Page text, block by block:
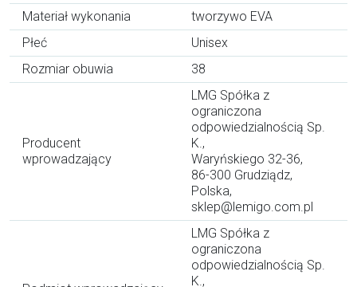
Materiał wykonania
tworzywo EVA
Płeć
Unisex
Rozmiar obuwia
38
Producent
wprowadzający
LMG Spółka z
ograniczona
odpowiedzialnością Sp.
K.,
Waryńskiego 32-36,
86-300 Grudziądz,
Polska,
sklep@lemigo.com.pl
LMG Spółka z
ograniczona
odpowiedzialnością Sp.
K.,